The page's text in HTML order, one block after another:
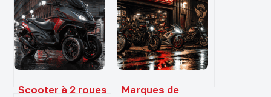
Scooter à 2 roues
Marques de